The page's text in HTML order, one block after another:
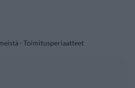
· Toimitusperiaatteet